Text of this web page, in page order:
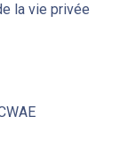
la vie privée